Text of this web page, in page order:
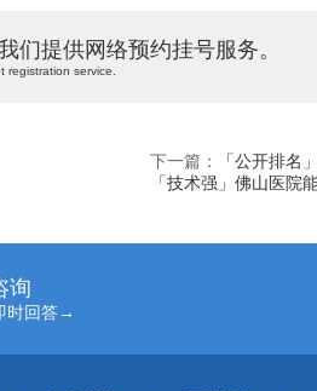
们提供网络预约挂号服务。
registration service.
下一篇：
「公开排名
「技术强」佛山医院
询
时回答→